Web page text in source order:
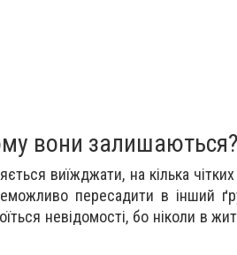
вони залишаються?
виїжджати, на кілька чітких
пересадити в інший
невідомості, бо ніколи в